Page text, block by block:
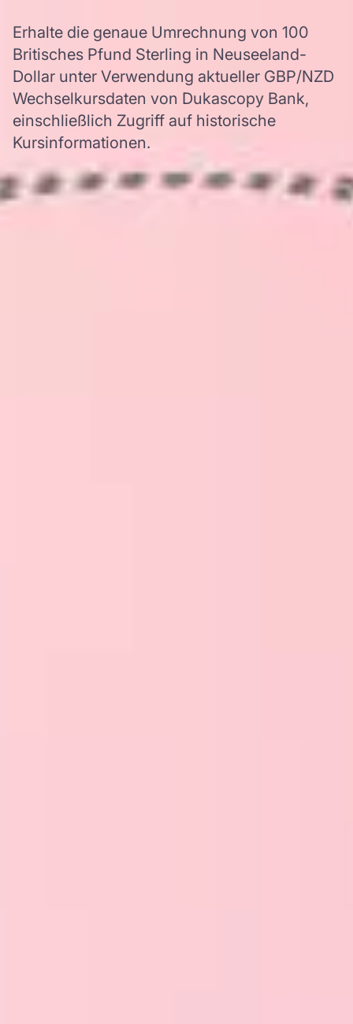
Erhalte die genaue Umrechnung von 100
Britisches Pfund Sterling in Neuseeland-
Dollar unter Verwendung aktueller GBP/NZD
Wechselkursdaten von Dukascopy Bank,
einschließlich Zugriff auf historische
Kursinformationen.